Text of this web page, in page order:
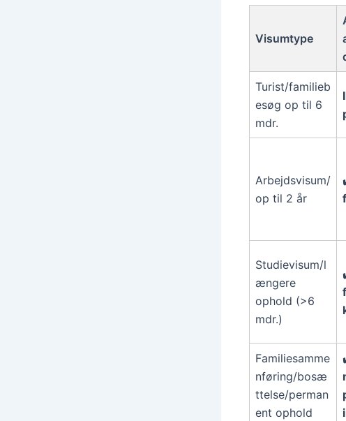
Visumtype
Turist/familieb
esøg op til 6
mdr.
Arbejdsvisum/
op til 2 år
Studievisum/l
ængere
ophold (>6
mdr.)
Familiesamme
nføring/bosæ
ttelse/perman
ent ophold